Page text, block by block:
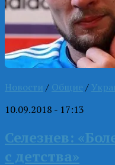
Новости / Общие /
10.09.2018 - 17:13
Селезнев:
с детства»